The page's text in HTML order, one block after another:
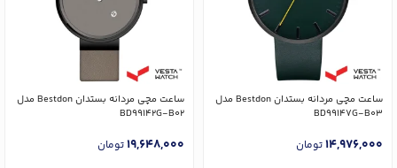
ساعت مچی مردانه بستدان Bestdon مدل
BD99147G-B03
14,976,000تومان
ساعت مچی مردانه بستدان Bestdon مدل
BD99142G-B02
19,648,000تومان